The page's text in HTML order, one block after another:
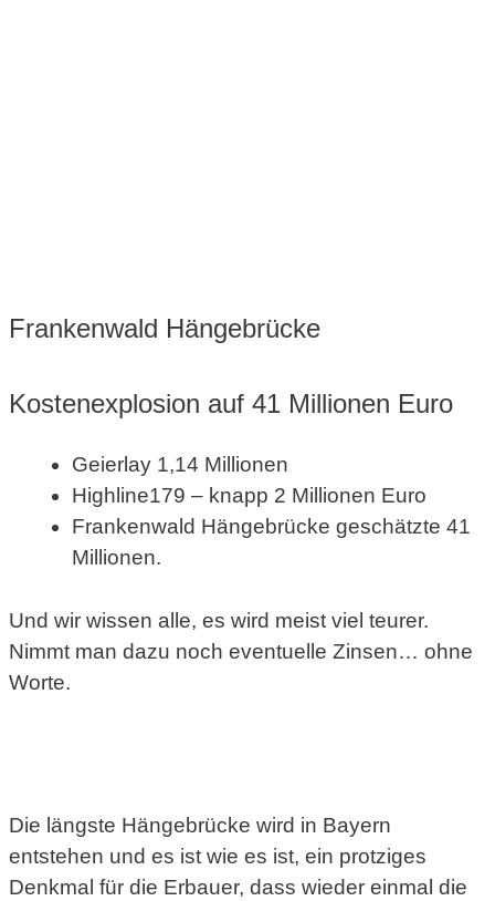
Frankenwald Hängebrücke
Kostenexplosion auf 41 Millionen Euro
Geierlay 1,14 Millionen
Highline179 – knapp 2 Millionen Euro
Frankenwald Hängebrücke geschätzte 41
Millionen.
Und wir wissen alle, es wird meist viel teurer.
Nimmt man dazu noch eventuelle Zinsen… ohne
Worte.
Die längste Hängebrücke wird in Bayern
entstehen und es ist wie es ist, ein protziges
Denkmal für die Erbauer, dass wieder einmal die